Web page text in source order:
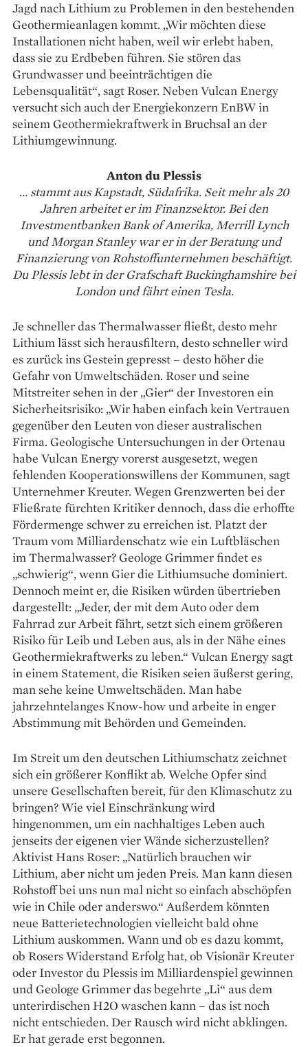
Jagd nach Lithium zu Problemen in den bestehenden
Geo­thermieanlagen kommt. „Wir möchten diese
Installationen nicht haben, weil wir erlebt haben,
dass sie zu Erdbeben führen. Sie stören das
Grundwasser und beeinträchtigen die
Lebensqualität“, sagt Roser. Neben Vulcan Energy
versucht sich auch der Energiekonzern EnBW in
seinem Geothermiekraftwerk in Bruchsal an der
Lithiumgewinnung.
Anton du Plessis
... stammt aus Kapstadt, Südafrika. Seit mehr als 20
Jahren arbeitet er im Finanzsektor. Bei den
Investmentbanken Bank of Amerika, Merrill Lynch
und Morgan Stanley war er in der Beratung und
Finanzierung von Rohstoffunternehmen beschäftigt.
Du Plessis lebt in der Grafschaft Buckinghamshire bei
London und fährt einen Tesla.
Je schneller das Thermalwasser fließt, desto mehr
Lithium lässt sich herausfiltern, desto schneller wird
es zurück ins Gestein gepresst – desto höher die
Gefahr von Umweltschäden. Roser und seine
Mitstreiter sehen in der „Gier“ der Investoren ein
Sicherheitsrisiko: „Wir haben einfach kein Vertrauen
gegenüber den Leuten von dieser australischen
Firma. Geologische Unter­suchungen in der Ortenau
habe Vulcan Energy vorerst ausgesetzt, wegen
fehlenden Kooperationswillens der Kommunen, sagt
Unternehmer Kreuter. Wegen Grenzwerten bei der
Fließrate fürchten Kritiker dennoch, dass die erhoffte
Fördermenge schwer zu erreichen ist. Platzt der
Traum vom Milliardenschatz wie ein Luftbläschen
im Thermalwasser? Geologe Grimmer findet es
„schwierig“, wenn Gier die Lithiumsuche dominiert.
Dennoch meint er, die Risiken würden übertrieben
dargestellt: „Jeder, der mit dem Auto oder dem
Fahrrad zur Arbeit fährt, setzt sich einem größeren
Risiko für Leib und Leben aus, als in der Nähe eines
Geothermiekraftwerks zu leben.“ Vulcan Energy sagt
in einem Statement, die Risiken seien äußerst gering,
man sehe keine Umweltschäden. Man habe
jahrzehntelanges Know-how und arbeite in enger
Abstimmung mit Behörden und Gemeinden.
Im Streit um den deutschen Lithiumschatz zeichnet
sich ein größerer Konflikt ab. Welche Opfer sind
unsere Gesellschaften bereit, für den Klimaschutz zu
bringen? Wie viel Einschränkung wird
hingenommen, um ein nachhaltiges Leben auch
jenseits der eigenen vier Wände sicherzu­stellen?
Aktivist Hans Roser: „Natürlich brauchen wir
Lithium, aber nicht um jeden Preis. Man kann diesen
Rohstoff bei uns nun mal nicht so einfach abschöpfen
wie in Chile oder anderswo.“ Außerdem könnten
neue Batterietechnologien vielleicht bald ohne
Lithium auskommen. Wann und ob es dazu kommt,
ob Rosers Widerstand Erfolg hat, ob Visionär Kreuter
oder Investor du Plessis im Milliardenspiel gewinnen
und Geologe Grimmer das begehrte „Li“ aus dem
unterirdischen H2O waschen kann – das ist noch
nicht entschieden. Der Rausch wird nicht abklingen.
Er hat gerade erst begonnen.